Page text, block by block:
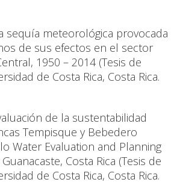
sequía meteorológica provocada
de sus efectos en el sector
1950 – 2014 (Tesis de
de Costa Rica, Costa Rica.
de la sustentabilidad
Tempisque y Bebedero
Water Evaluation and Planning
Costa Rica (Tesis de
de Costa Rica, Costa Rica.